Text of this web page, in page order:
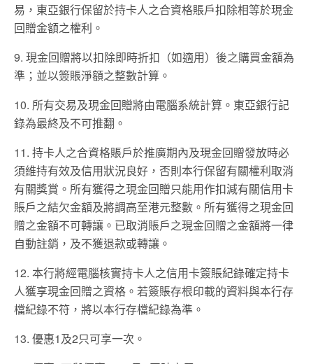
易，東亞銀行保留於持卡人之合資格賬戶扣除相等於現金
回贈金額之權利。
9. 現金回贈將以扣除即時折扣（如適用）後之購買金額為
準；並以簽賬淨額之整數計算。
10. 所有交易及現金回贈將由電腦系統計算。東亞銀行記
錄為最終及不可推翻。
11. 持卡人之合資格賬戶於推廣期內及現金回贈發放時必
須維持有效及信用狀況良好，否則本行保留有關權利取消
有關獎賞。所有獲得之現金回贈只能用作扣減有關信用卡
賬戶之結欠金額及將調高至港元整數。所有獲得之現金回
贈之金額不可轉讓。已取消賬戶之現金回贈之金額將一律
自動註銷，及不獲退款或轉讓。
12. 本行將經電腦核實持卡人之信用卡簽賬紀錄確定持卡
人獲享現金回贈之資格。若簽賬存根印載的資料與本行存
檔紀錄不符，將以本行存檔紀錄為準。
13. 優惠1及2只可享一次。